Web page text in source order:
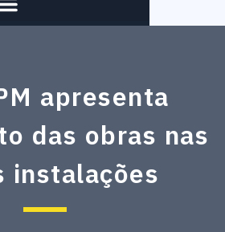
apresenta
das obras nas
instalações